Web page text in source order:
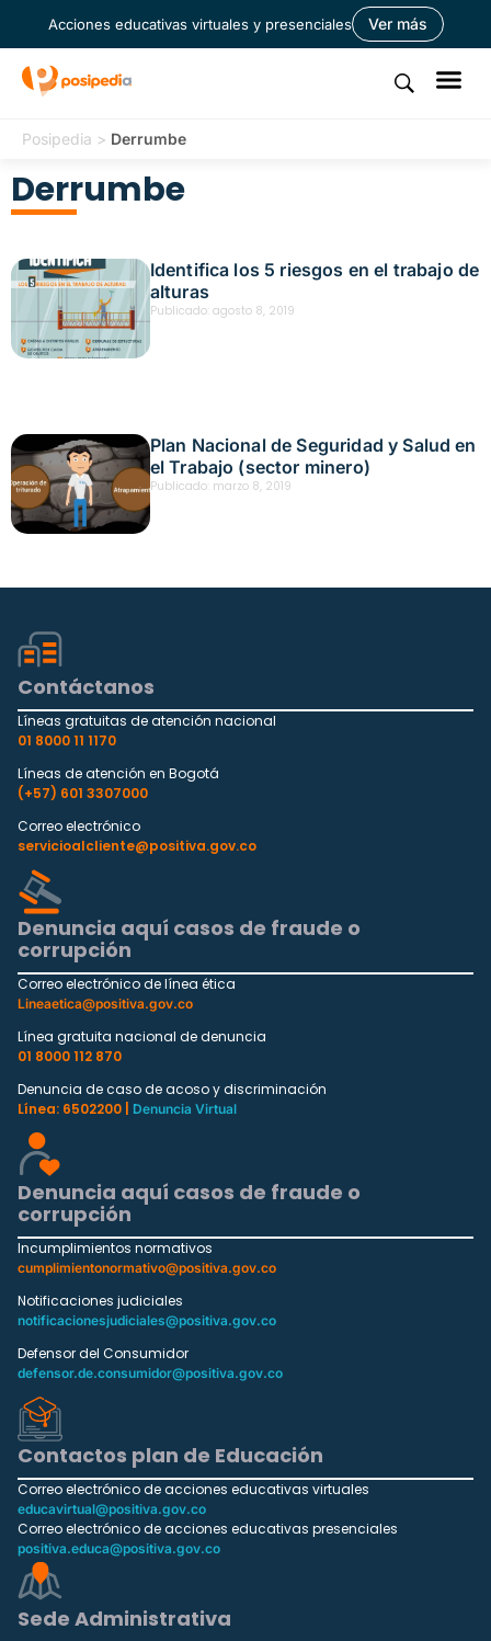
Acciones educativas virtuales y presenciales Ver más
Posipedia > Derrumbe
Derrumbe
Identifica los 5 riesgos en el trabajo de
alturas
Publicado: agosto 8, 2019
Plan Nacional de Seguridad y Salud en
el Trabajo (sector minero)
Publicado: marzo 8, 2019
Contáctanos
Líneas gratuitas de atención nacional
01 8000 11 1170
Líneas de atención en Bogotá
(+57) 601 3307000
Correo electrónico
servicioalcliente@positiva.gov.co
Denuncia aquí casos de fraude o
corrupción
Correo electrónico de línea ética
Lineaetica@positiva.gov.co
Línea gratuita nacional de denuncia
01 8000 112 870
Denuncia de caso de acoso y discriminación
Línea: 6502200 |
Denuncia Virtual
Denuncia aquí casos de fraude o
corrupción
Incumplimientos normativos
cumplimientonormativo@positiva.gov.co
Notificaciones judiciales
notificacionesjudiciales@positiva.gov.co
Defensor del Consumidor
defensor.de.consumidor@positiva.gov.co
Contactos plan de Educación
Correo electrónico de acciones educativas virtuales
educavirtual@positiva.gov.co
Correo electrónico de acciones educativas presenciales
positiva.educa@positiva.gov.co
Sede Administrativa